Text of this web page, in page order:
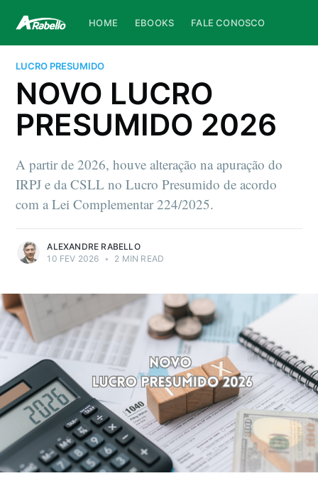
HOME EBOOKS FALE CONOSCO
LUCRO PRESUMIDO
NOVO LUCRO
PRESUMIDO 2026
A partir de 2026, houve alteração na apuração do
IRPJ e da CSLL no Lucro Presumido de acordo
com a Lei Complementar 224/2025.
ALEXANDRE RABELLO
10 FEV 2026 • 2 MIN READ